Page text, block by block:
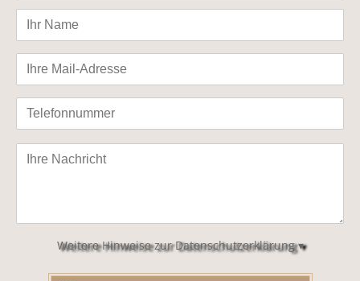
Bitte
lasse
leer.Weitere Hinweise zur Datenschutzerklärung ▾